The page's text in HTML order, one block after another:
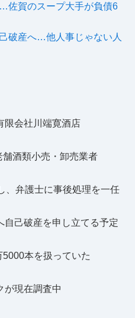
佐賀のスープ大手が負債6
破産へ…他人事じゃない人
限会社川端寛酒店
酒類小売・卸売業者
、弁護士に事後処理を一任
己破産を申し立てる予定
本を扱っていた
が現在調査中